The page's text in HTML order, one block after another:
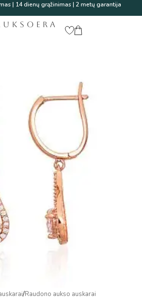
| 14 dienų grąžinimas | 2 metų garantija
/Raudono aukso auskarai